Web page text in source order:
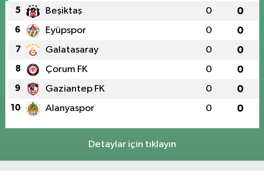
5 Beşiktaş 0 0
6 Eyüpspor 0 0
7 Galatasaray 0 0
8 Çorum FK 0 0
9 Gaziantep FK 0 0
10 Alanyaspor 0 0
Detaylar için tıklayın